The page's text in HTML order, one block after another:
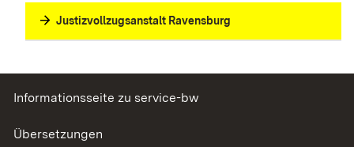
Justizvollzugsanstalt Ravensburg
Informationsseite zu service-bw
Übersetzungen